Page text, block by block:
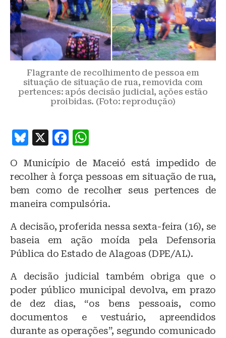
Flagrante de recolhimento de pessoa em
situação de situação de rua, removida com
pertences: após decisão judicial, ações estão
proibidas. (Foto: reprodução)
B
e
s
k
y
X
F
c
e
b
o
o
k
at
s
A
p
p
O Município de Maceió está impedido de
recolher à força pessoas em situação de rua,
bem como de recolher seus pertences de
maneira compulsória.
A decisão, proferida nessa sexta-feira (16), se
baseia em ação moída pela Defensoria
Pública do Estado de Alagoas (DPE/AL).
A decisão judicial também obriga que o
poder público municipal devolva, em prazo
de dez dias, “os bens pessoais, como
documentos e vestuário, apreendidos
durante as operações”, segundo comunicado